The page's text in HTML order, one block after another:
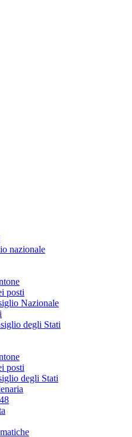
nazionale
posti
Nazionale
degli Stati
posti
degli Stati